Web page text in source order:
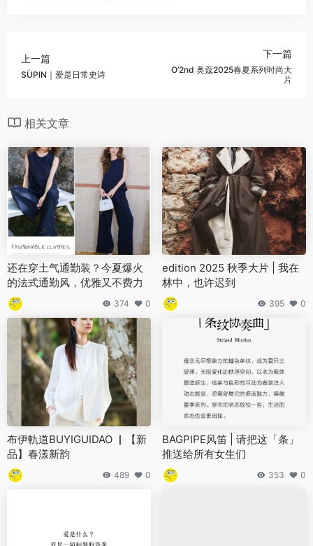
上一篇
SÙPIN｜爱是日常史诗
下一篇
O’2nd 奥蔻2025春夏系列时尚大
片
相关文章
还在穿土气通勤装？今夏爆火
的法式通勤风，优雅又不费力
374 0
edition 2025 秋季大片 | 我在
林中，也许迟到
395 0
布伊軌道BUYIGUIDAO ▏【新
品】春漾新韵
489 0
BAGPIPE风笛 | 请把这「条」
推送给所有女生们
353 0